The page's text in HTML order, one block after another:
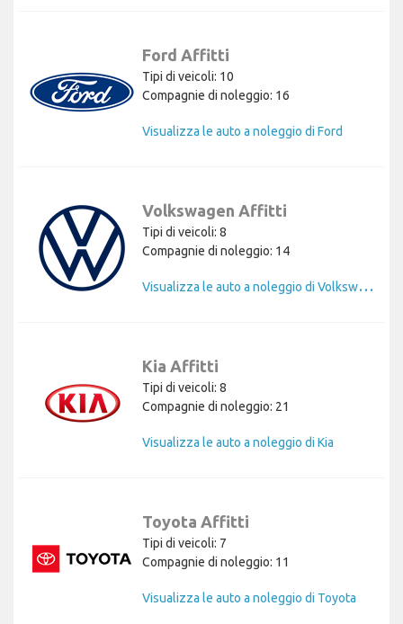
Ford Affitti
Tipi di veicoli: 10
Compagnie di noleggio: 16
Visualizza le auto a noleggio di Ford
Volkswagen Affitti
Tipi di veicoli: 8
Compagnie di noleggio: 14
V
isualizza le auto a noleggio di Volkswagen
Kia Affitti
Tipi di veicoli: 8
Compagnie di noleggio: 21
Visualizza le auto a noleggio di Kia
Toyota Affitti
Tipi di veicoli: 7
Compagnie di noleggio: 11
Visualizza le auto a noleggio di Toyota